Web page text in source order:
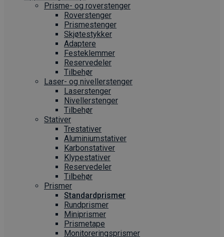
Prisme- og roverstenger
Roverstenger
Prismestenger
Skjøtestykker
Adaptere
Festeklemmer
Reservedeler
Tilbehør
Laser- og nivellerstenger
Laserstenger
Nivellerstenger
Tilbehør
Stativer
Trestativer
Aluminiumstativer
Karbonstativer
Klypestativer
Reservedeler
Tilbehør
Prismer
Standardprismer
Rundprismer
Miniprismer
Prismetape
Monitoreringsprismer